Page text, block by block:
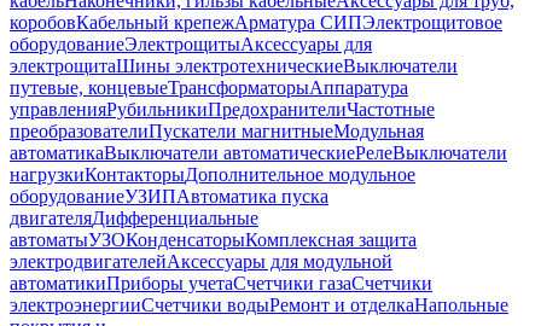
коробовКабельный крепежАрматура СИПЭлектрощитовое
оборудованиеЭлектрощитыАксессуары для
электрощитаШины электротехническиеВыключатели
путевые, концевыеТрансформаторыАппаратура
управленияРубильникиПредохранителиЧастотные
преобразователиПускатели магнитныеМодульная
автоматикаВыключатели автоматическиеРелеВыключатели
нагрузкиКонтакторыДополнительное модульное
оборудованиеУЗИПАвтоматика пуска
двигателяДифференциальные
автоматыУЗОКонденсаторыКомплексная защита
электродвигателейАксессуары для модульной
автоматикиПриборы учетаСчетчики газаСчетчики
электроэнергииСчетчики водыРемонт и отделкаНапольные